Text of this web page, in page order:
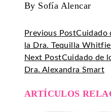
By Sofía Alencar
Previous PostCuidado
la Dra. Tequilla
Next PostCuidado de
Dra. Alexandra Smart
ARTÍCULOS